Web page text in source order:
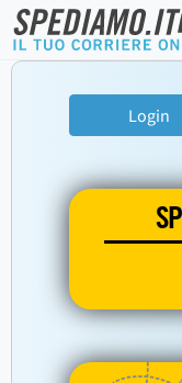
Login